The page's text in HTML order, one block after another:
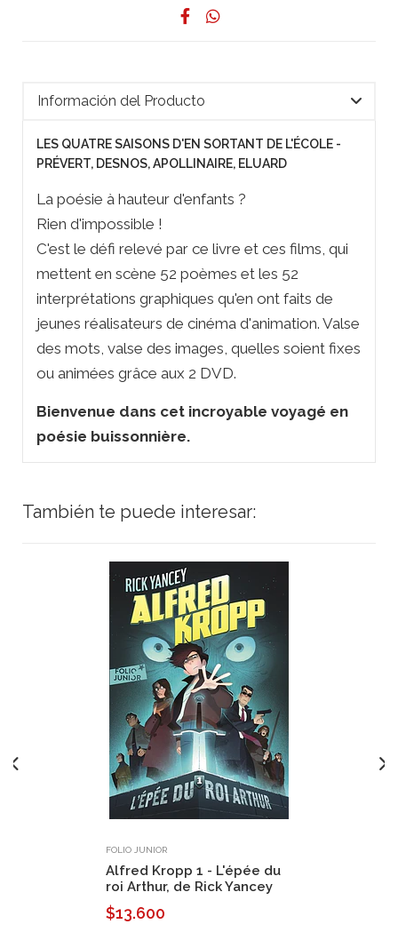
Información del Producto
LES QUATRE SAISONS D'EN SORTANT DE L'ÉCOLE -
PRÉVERT, DESNOS, APOLLINAIRE, ELUARD
La poésie à hauteur d'enfants ?
Rien d'impossible !
C'est le défi relevé par ce livre et ces films, qui
mettent en scène 52 poèmes et les 52
interprétations graphiques qu'en ont faits de
jeunes réalisateurs de cinéma d'animation. Valse
des mots, valse des images, quelles soient fixes
ou animées grâce aux 2 DVD.
Bienvenue dans cet incroyable voyagé en
poésie buissonnière.
También te puede interesar:
FOLIO JUNIOR
Alfred Kropp 1 - L'épée du
roi Arthur, de Rick Yancey
$13.600